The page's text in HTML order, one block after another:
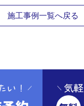
施工事例一覧へ戻る